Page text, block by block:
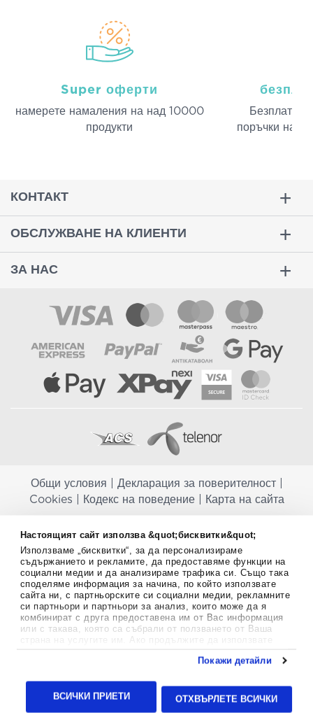
Настоящият сайт използва &quot;бисквитки&quot;
Използваме „бисквитки“, за да персонализираме
съдържанието и рекламите, да предоставяме функции на
социални медии и да анализираме трафика си. Също така
споделяме информация за начина, по който използвате
сайта ни, с партньорските си социални медии, рекламните
си партньори и партньори за анализ, които може да я
комбинират с друга предоставена им от Вас информация
или с такава, която са събрали от ползването от Ваша
страна на услугите им. Ако продължите да използвате
тук.
Покажи детайли
ВСИЧКИ ПРИЕТИ ОТХВЪРЛЕТЕ ВСИЧКИ
Super оферти
намерeте намаления на над 10000
продукти
Безплатна
поръчки над
КОНТАКТ
ОБСЛУЖВАНЕ НА КЛИЕНТИ
ЗА НАС
Общи условия Декларация за поверителност|
Cookies
Кодекс на поведение| Карта на сайта
заместват балансираната диета и не са предназначени за
профилактика, лечение или лечение на човешки заболявания.
Консултирайте се с Вашия лекар, ако сте бременна, кърмите,
приемате лекарства или имате някакви здравословни проблеми,
преди да използвате някаква хранителна добавка. Непрекъснато се
стремим да ви предоставяме точна и валидна информация. Ако
имате някакви въпроси или коментари относно тях, моля свържете
се с нас.
Aptekapromahon.com eBusinessTeam • Website by
24lc.gr